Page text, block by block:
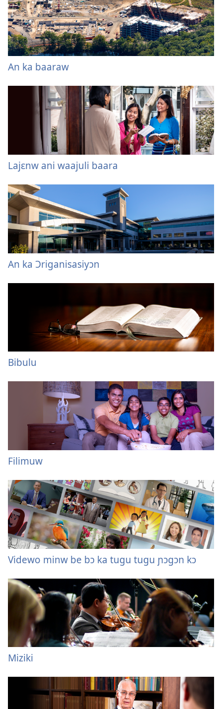
An ka baaraw
Lajɛnw ani waajuli baara
An ka Ɔriganisasiyɔn
Bibulu
Filimuw
Videwo minw be bɔ ka tugu tugu ɲɔgɔn kɔ
Miziki